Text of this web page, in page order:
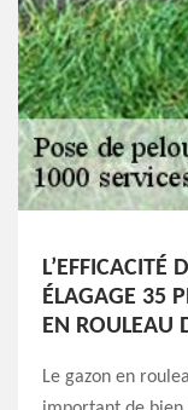
L’EFFICACITÉ
ÉLAGAGE 35
EN ROULEAU
Le gazon en